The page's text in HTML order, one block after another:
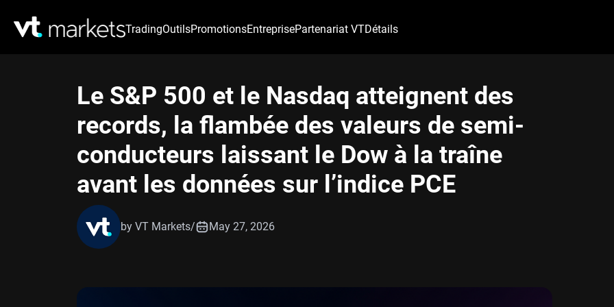
TradingOutilsPromotionsEntreprisePartenariat VTDétails
Le S&P 500 et le Nasdaq atteignent des
records, la flambée des valeurs de semi-
conducteurs laissant le Dow à la traîne
avant les données sur l’indice PCE
by VT Markets/ May 27, 2026